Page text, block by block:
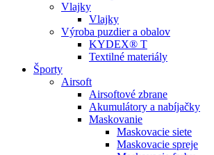
Vlajky
Vlajky
Výroba puzdier a obalov
KYDEX® T
Textilné materiály
Športy
Airsoft
Airsoftové zbrane
Akumulátory a nabíjačky
Maskovanie
Maskovacie siete
Maskovacie spreje